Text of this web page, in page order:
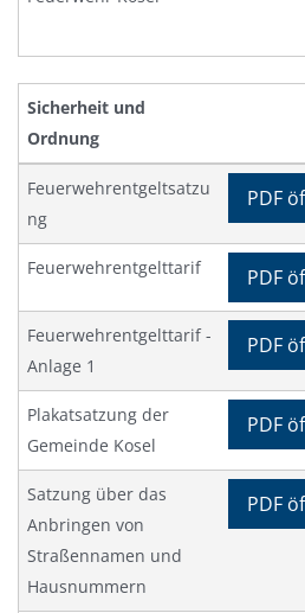
Sicherheit und
Ordnung
Feuerwehrentgeltsatzu
ng
PDF
Feuerwehrentgelttarif PDF
Feuerwehrentgelttarif -
Anlage 1
PDF
Plakatsatzung der
Gemeinde Kosel
PDF
Satzung über das
Anbringen von
Straßennamen und
Hausnummern
PDF